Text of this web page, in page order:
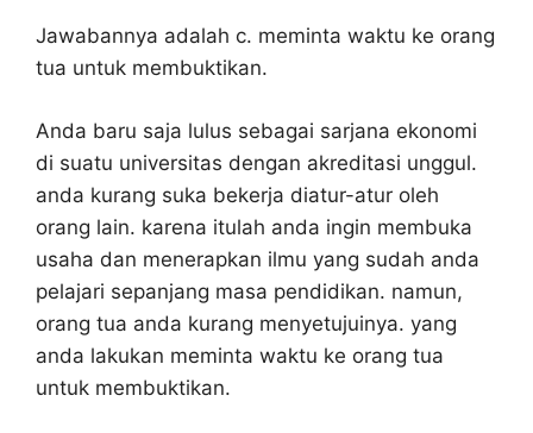
Jawabannya adalah c. meminta waktu ke orang
tua untuk membuktikan.
Anda baru saja lulus sebagai sarjana ekonomi
di suatu universitas dengan akreditasi unggul.
anda kurang suka bekerja diatur-atur oleh
orang lain. karena itulah anda ingin membuka
usaha dan menerapkan ilmu yang sudah anda
pelajari sepanjang masa pendidikan. namun,
orang tua anda kurang menyetujuinya. yang
anda lakukan meminta waktu ke orang tua
untuk membuktikan.